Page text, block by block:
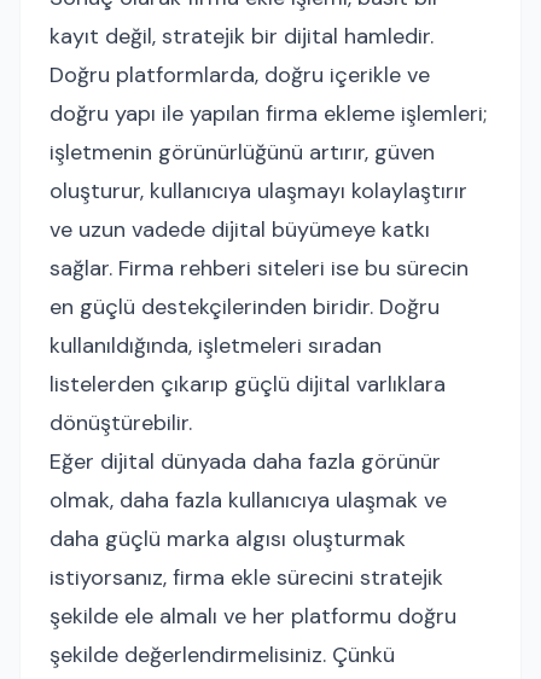
kayıt değil, stratejik bir dijital hamledir.
Doğru platformlarda, doğru içerikle ve
doğru yapı ile yapılan firma ekleme işlemleri;
işletmenin görünürlüğünü artırır, güven
oluşturur, kullanıcıya ulaşmayı kolaylaştırır
ve uzun vadede dijital büyümeye katkı
sağlar. Firma rehberi siteleri ise bu sürecin
en güçlü destekçilerinden biridir. Doğru
kullanıldığında, işletmeleri sıradan
listelerden çıkarıp güçlü dijital varlıklara
dönüştürebilir.
Eğer dijital dünyada daha fazla görünür
olmak, daha fazla kullanıcıya ulaşmak ve
daha güçlü marka algısı oluşturmak
istiyorsanız, firma ekle sürecini stratejik
şekilde ele almalı ve her platformu doğru
şekilde değerlendirmelisiniz. Çünkü